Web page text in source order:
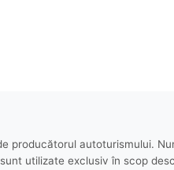
producătorul autoturismului.
utilizate exclusiv în scop